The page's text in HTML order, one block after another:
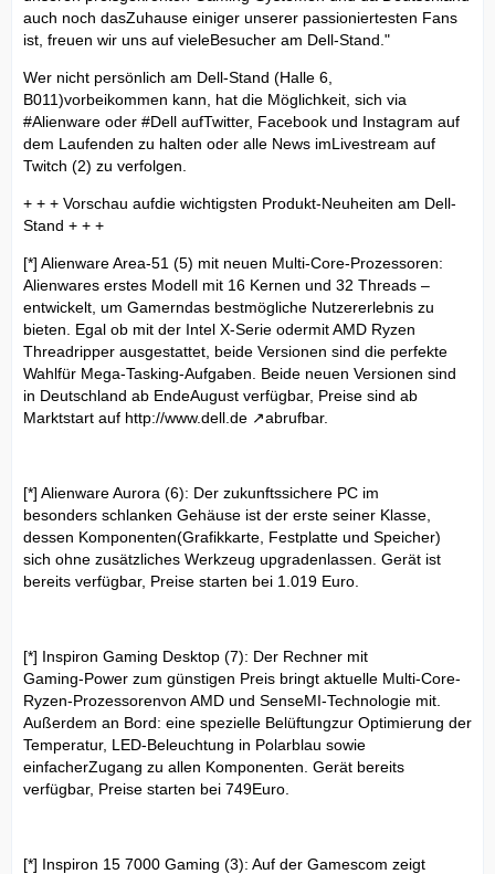
auch noch dasZuhause einiger unserer passioniertesten Fans
ist, freuen wir uns auf vieleBesucher am Dell-Stand."
Wer nicht persönlich am Dell-Stand (Halle 6,
B011)vorbeikommen kann, hat die Möglichkeit, sich via
#Alienware oder #Dell aufTwitter, Facebook und Instagram auf
dem Laufenden zu halten oder alle News imLivestream auf
Twitch (2) zu verfolgen.
+ + + Vorschau aufdie wichtigsten Produkt-Neuheiten am Dell-
Stand + + +
[*] Alienware Area-51 (5) mit neuen Multi-Core-Prozessoren:
Alienwares erstes Modell mit 16 Kernen und 32 Threads –
entwickelt, um Gamerndas bestmögliche Nutzererlebnis zu
bieten. Egal ob mit der Intel X-Serie odermit AMD Ryzen
Threadripper ausgestattet, beide Versionen sind die perfekte
Wahlfür Mega-Tasking-Aufgaben. Beide neuen Versionen sind
in Deutschland ab EndeAugust verfügbar, Preise sind ab
Marktstart auf http://www.dell.de abrufbar.
[*] Alienware Aurora (6): Der zukunftssichere PC im
besonders schlanken Gehäuse ist der erste seiner Klasse,
dessen Komponenten(Grafikkarte, Festplatte und Speicher)
sich ohne zusätzliches Werkzeug upgradenlassen. Gerät ist
bereits verfügbar, Preise starten bei 1.019 Euro.
[*] Inspiron Gaming Desktop (7): Der Rechner mit
Gaming-Power zum günstigen Preis bringt aktuelle Multi-Core-
Ryzen-Prozessorenvon AMD und SenseMI-Technologie mit.
Außerdem an Bord: eine spezielle Belüftungzur Optimierung der
Temperatur, LED-Beleuchtung in Polarblau sowie
einfacherZugang zu allen Komponenten. Gerät bereits
verfügbar, Preise starten bei 749Euro.
[*] Inspiron 15 7000 Gaming (3): Auf der Gamescom zeigt